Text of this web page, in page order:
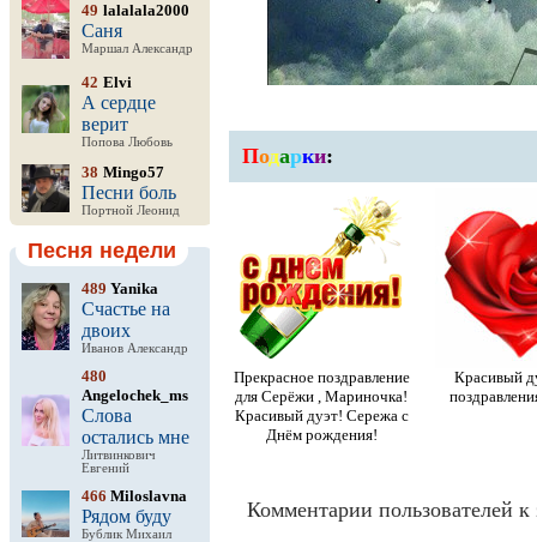
49 lalalala2000
Саня
Маршал Александр
42 Elvi
А сердце
верит
Попова Любовь
38 Mingo57
Песни боль
Портной Леонид
Песня недели
489 Yanika
Счастье на
двоих
Иванов Александр
480
Angelochek_ms
Слова
остались мне
Литвинкович
Евгений
466 Miloslavna
Рядом буду
Бублик Михаил
Подарки:
Прекрасное поздравление
для Серёжи , Мариночка!
Красивый дуэт! Сережа с
Днём рождения!
Красивый
Комментарии пользователей к